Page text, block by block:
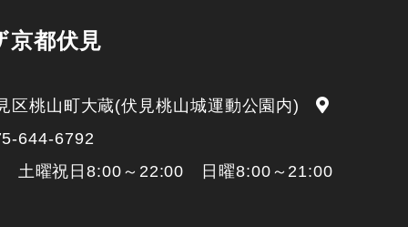
京都伏見
区桃山町大蔵(伏見桃山城運動公園内)
644-6792
土曜祝日8:00～22:00 日曜8:00～21:00